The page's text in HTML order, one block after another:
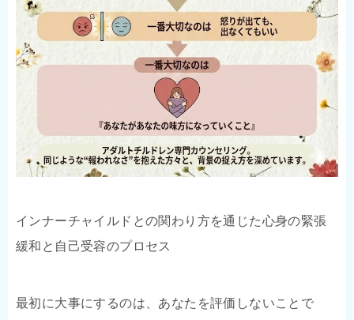
インナーチャイルドとの関わり方を通じた心身の緊張
緩和と自己受容のプロセス
最初に大事にするのは、あなたを評価しないことで